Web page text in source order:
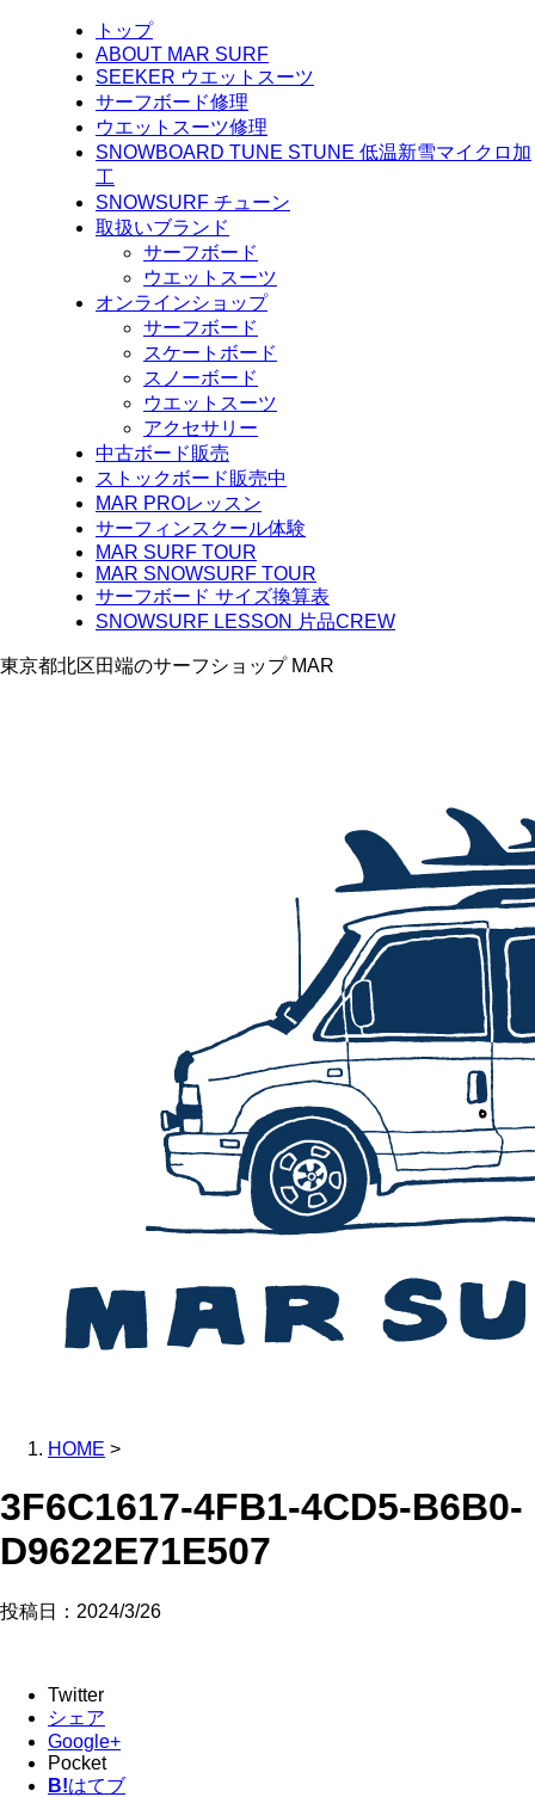
トップ
ABOUT MAR SURF
SEEKER ウエットスーツ
サーフボード修理
ウエットスーツ修理
SNOWBOARD TUNE STUNE 低温新雪マイクロ加
工
SNOWSURF チューン
取扱いブランド
サーフボード
ウエットスーツ
オンラインショップ
サーフボード
スケートボード
スノーボード
ウエットスーツ
アクセサリー
中古ボード販売
ストックボード販売中
MAR PROレッスン
サーフィンスクール体験
MAR SURF TOUR
MAR SNOWSURF TOUR
サーフボード サイズ換算表
SNOWSURF LESSON 片品CREW
東京都北区田端のサーフショップ MAR
HOME >
3F6C1617-4FB1-4CD5-B6B0-
D9622E71E507
投稿日： 2024/3/26
Twitter
シェア
Google+
Pocket
B!はてブ